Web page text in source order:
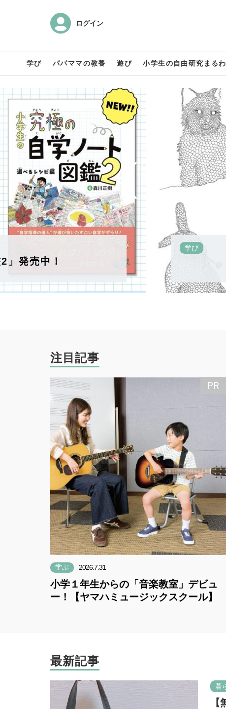
ログイン
学び パパママの教養 遊び 小学生の自由研究まる
」発売中！
学び
注目記事
学ぶ 2026.7.31
小学１年生からの「音楽教室」デビュ
ー！【ヤマハミュージックスクール】
最新記事
暮